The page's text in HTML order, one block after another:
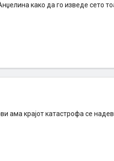
како да го изведе сето
ама крајот катастрофа се